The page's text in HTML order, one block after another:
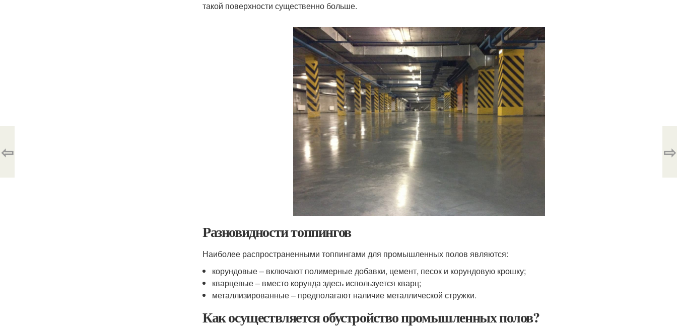
такой поверхности существенно больше.
Разновидности топпингов
Наиболее распространенными топпингами для промышленных полов являются:
корундовые – включают полимерные добавки, цемент, песок и корундовую крошку;
кварцевые – вместо корунда здесь используется кварц;
металлизированные – предполагают наличие металлической стружки.
Как осуществляется обустройство промышленных полов?
⇦ ⇨